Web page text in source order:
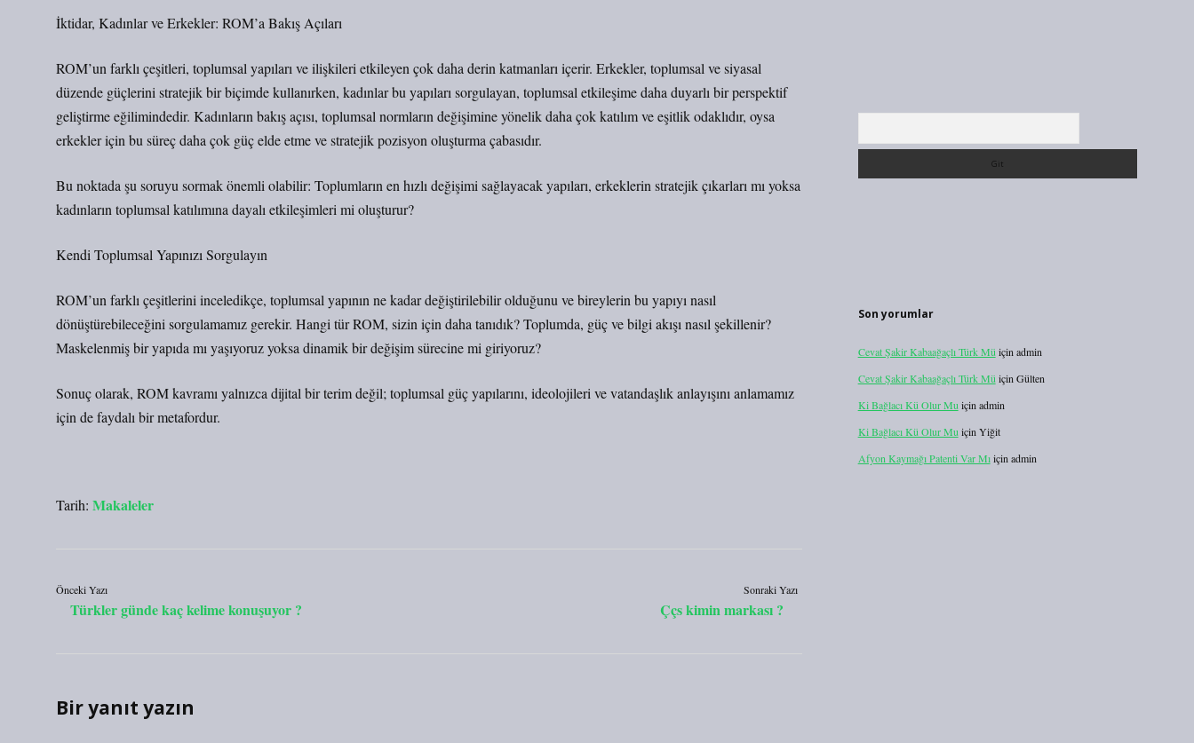
İktidar, Kadınlar ve Erkekler: ROM’a Bakış Açıları
ROM’un farklı çeşitleri, toplumsal yapıları ve ilişkileri etkileyen çok daha derin katmanları içerir. Erkekler, toplumsal ve siyasal
düzende güçlerini stratejik bir biçimde kullanırken, kadınlar bu yapıları sorgulayan, toplumsal etkileşime daha duyarlı bir perspektif
geliştirme eğilimindedir. Kadınların bakış açısı, toplumsal normların değişimine yönelik daha çok katılım ve eşitlik odaklıdır, oysa
erkekler için bu süreç daha çok güç elde etme ve stratejik pozisyon oluşturma çabasıdır.
Bu noktada şu soruyu sormak önemli olabilir: Toplumların en hızlı değişimi sağlayacak yapıları, erkeklerin stratejik çıkarları mı yoksa
kadınların toplumsal katılımına dayalı etkileşimleri mi oluşturur?
Kendi Toplumsal Yapınızı Sorgulayın
ROM’un farklı çeşitlerini inceledikçe, toplumsal yapının ne kadar değiştirilebilir olduğunu ve bireylerin bu yapıyı nasıl
dönüştürebileceğini sorgulamamız gerekir. Hangi tür ROM, sizin için daha tanıdık? Toplumda, güç ve bilgi akışı nasıl şekillenir?
Maskelenmiş bir yapıda mı yaşıyoruz yoksa dinamik bir değişim sürecine mi giriyoruz?
Sonuç olarak, ROM kavramı yalnızca dijital bir terim değil; toplumsal güç yapılarını, ideolojileri ve vatandaşlık anlayışını anlamamız
için de faydalı bir metafordur.
Tarih: Makaleler
Önceki Yazı
Türkler günde kaç kelime konuşuyor ?
Sonraki Yazı
Ççs kimin markası ?
Bir yanıt yazın
Son yorumlar
Cevat Şakir Kabaağaçlı Türk Mü için admin
Cevat Şakir Kabaağaçlı Türk Mü için Gülten
Ki Bağlacı Kü Olur Mu için admin
Ki Bağlacı Kü Olur Mu için Yiğit
Afyon Kaymağı Patenti Var Mıiçin admin